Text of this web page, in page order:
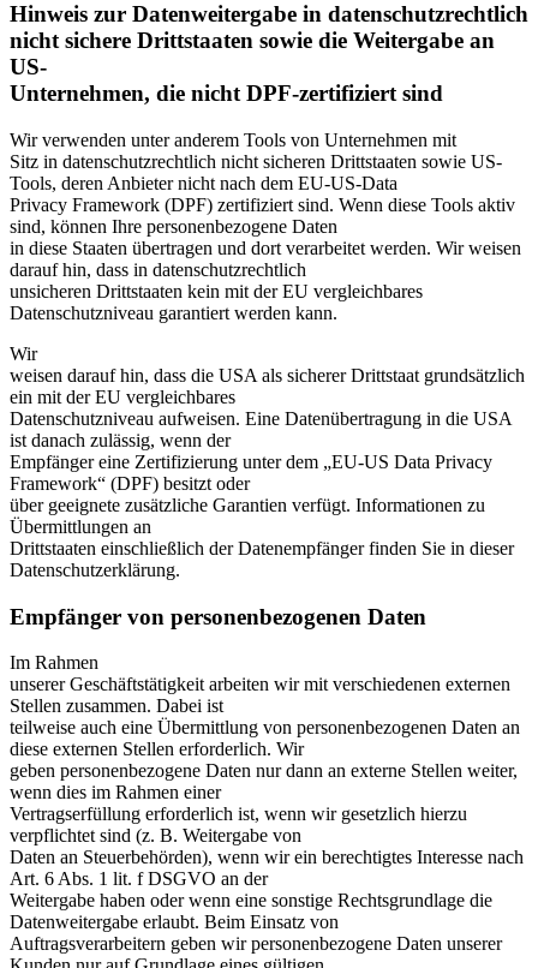
Hinweis zur Datenweitergabe in datenschutzrechtlich
nicht sichere Drittstaaten sowie die Weitergabe an
US-
Unternehmen, die nicht DPF-zertifiziert sind
Wir verwenden unter anderem Tools von Unternehmen mit
Sitz in datenschutzrechtlich nicht sicheren Drittstaaten sowie US-
Tools, deren Anbieter nicht nach dem EU-US-Data
Privacy Framework (DPF) zertifiziert sind. Wenn diese Tools aktiv
sind, können Ihre personenbezogene Daten
in diese Staaten übertragen und dort verarbeitet werden. Wir weisen
darauf hin, dass in datenschutzrechtlich
unsicheren Drittstaaten kein mit der EU vergleichbares
Datenschutzniveau garantiert werden kann.
Wir
weisen darauf hin, dass die USA als sicherer Drittstaat grundsätzlich
ein mit der EU vergleichbares
Datenschutzniveau aufweisen. Eine Datenübertragung in die USA
ist danach zulässig, wenn der
Empfänger eine Zertifizierung unter dem „EU-US Data Privacy
Framework“ (DPF) besitzt oder
über geeignete zusätzliche Garantien verfügt. Informationen zu
Übermittlungen an
Drittstaaten einschließlich der Datenempfänger finden Sie in dieser
Datenschutzerklärung.
Empfänger von personenbezogenen Daten
Im Rahmen
unserer Geschäftstätigkeit arbeiten wir mit verschiedenen externen
Stellen zusammen. Dabei ist
teilweise auch eine Übermittlung von personenbezogenen Daten an
diese externen Stellen erforderlich. Wir
geben personenbezogene Daten nur dann an externe Stellen weiter,
wenn dies im Rahmen einer
Vertragserfüllung erforderlich ist, wenn wir gesetzlich hierzu
verpflichtet sind (z. B. Weitergabe von
Daten an Steuerbehörden), wenn wir ein berechtigtes Interesse nach
Art. 6 Abs. 1 lit. f DSGVO an der
Weitergabe haben oder wenn eine sonstige Rechtsgrundlage die
Datenweitergabe erlaubt. Beim Einsatz von
Auftragsverarbeitern geben wir personenbezogene Daten unserer